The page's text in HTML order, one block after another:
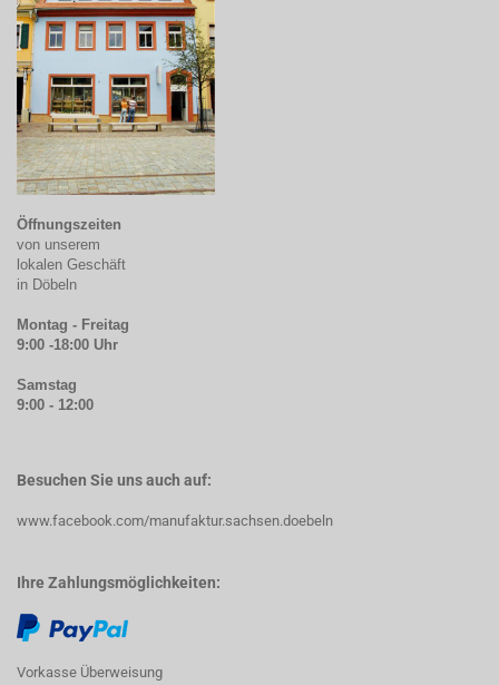
Öffnungszeiten
von unserem
lokalen Geschäft
in Döbeln
Montag - Freitag
9:00 -18:00 Uhr
Samstag
9:00 - 12:00
Besuchen Sie uns auch auf:
www.facebook.com/manufaktur.sachsen.doebeln
Ihre Zahlungsmöglichkeiten:
Vorkasse Überweisung